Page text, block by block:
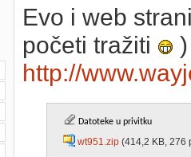
Evo i web
početi tražiti
)
http://
Datoteke u privitku
wt951.zip (414,2 KB, 276